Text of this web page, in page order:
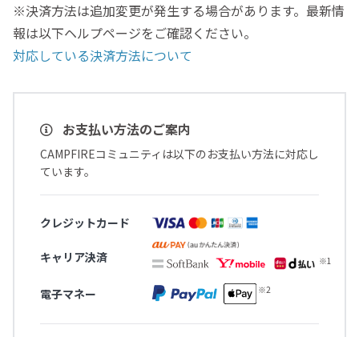
※決済方法は追加変更が発生する場合があります。最新情
報は以下ヘルプページをご確認ください。
対応している決済方法について
お支払い方法のご案内
CAMPFIREコミュニティは以下のお支払い方法に対応し
ています。
クレジットカード
キャリア決済
電子マネー